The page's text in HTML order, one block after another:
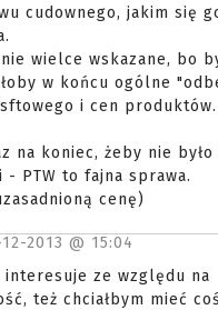
cudownego, jakim się
wielce wskazane, bo
w końcu ogólne
i cen produktów.
na koniec, żeby nie było
PTW to fajna sprawa.
cenę)
2013 @ 15:04
interesuje ze względu na
też chciałbym mieć